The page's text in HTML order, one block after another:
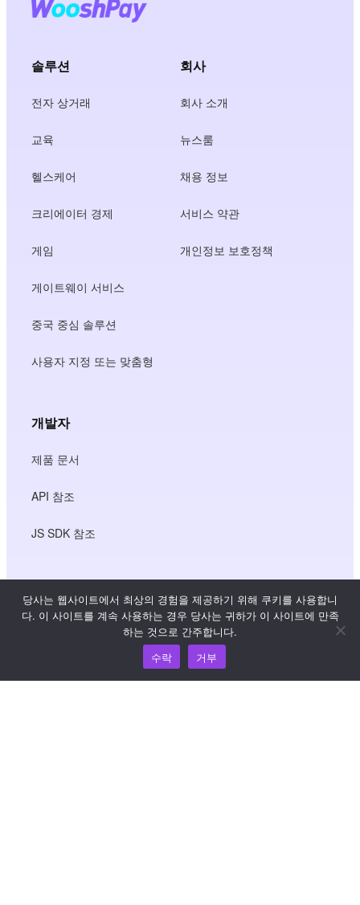
솔루션
전자 상거래
교육
헬스케어
크리에이터 경제
게임
게이트웨이 서비스
중국 중심 솔루션
사용자 지정 또는 맞춤형
회사
회사 소개
뉴스룸
채용 정보
서비스 약관
개인정보 보호정책
개발자
제품 문서
API 참조
JS SDK 참조
리소스
당사는 웹사이트에서 최상의 경험을 제공하기 위해 쿠키를 사용합니
다. 이 사이트를 계속 사용하는 경우 당사는 귀하가 이 사이트에 만족
하는 것으로 간주합니다.
수락
거부